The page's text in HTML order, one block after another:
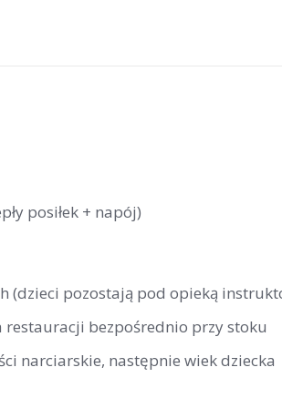
posiłek + napój)
(dzieci pozostają pod opieką
bezpośrednio przy stoku
narciarskie, następnie wiek dziecka